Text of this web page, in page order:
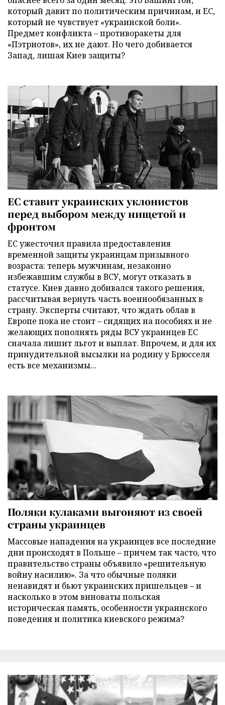
который давит по политическим причинам, и ЕС,
который не чувствует «украинской боли».
Предмет конфликта – противоракеты для
«Пэтриотов», их не дают. Но чего добивается
Запад, лишая Киев защиты?
ЕС ставит украинских уклонистов
перед выбором между нищетой и
фронтом
ЕС ужесточил правила предоставления
временной защиты украинцам призывного
возраста: теперь мужчинам, незаконно
избежавшим службы в ВСУ, могут отказать в
статусе. Киев давно добивался такого решения,
рассчитывая вернуть часть военнообязанных в
страну. Эксперты считают, что ждать облав в
Европе пока не стоит – сидящих на пособиях и не
желающих пополнять ряды ВСУ украинцев ЕС
сначала лишит льгот и выплат. Впрочем, и для их
принудительной высылки на родину у Брюсселя
есть все механизмы...
Поляки кулаками выгоняют из своей
страны украинцев
Массовые нападения на украинцев все последние
дни происходят в Польше – причем так часто, что
правительство страны объявило «решительную
войну насилию». За что обычные поляки
ненавидят и бьют украинских пришельцев – и
насколько в этом виноваты польская
историческая память, особенности украинского
поведения и политика киевского режима?